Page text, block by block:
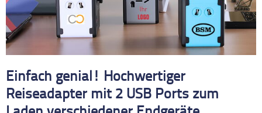
Einfach genial! Hochwertiger
Reiseadapter mit 2 USB Ports zum